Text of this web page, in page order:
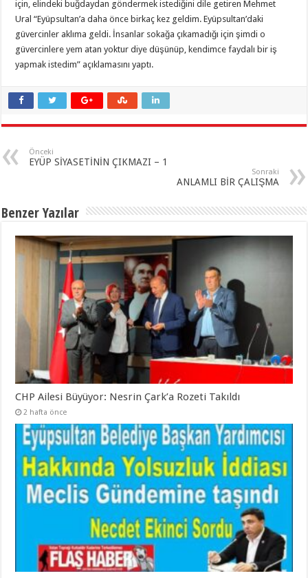
için, elindeki buğdaydan göndermek istediğini dile getiren Mehmet
Ural “Eyüpsultan’a daha önce birkaç kez geldim. Eyüpsultan’daki
güvercinler aklıma geldi. İnsanlar sokağa çıkamadığı için şimdi o
güvercinlere yem atan yoktur diye düşünüp, kendimce faydalı bir iş
yapmak istedim” açıklamasını yaptı.
Önceki
EYÜP SİYASETİNİN ÇIKMAZI – 1
Sonraki
ANLAMLI BİR ÇALIŞMA
Benzer Yazılar
CHP Ailesi Büyüyor: Nesrin Çark’a Rozeti Takıldı
2 hafta önce